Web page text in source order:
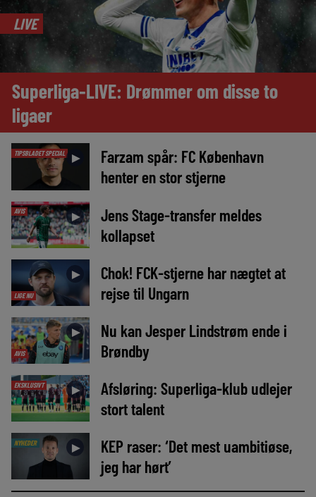
LIVE
Superliga-LIVE: Drømmer om disse to
ligaer
TIPSBLADET SPECIAL ►
Farzam spår: FC København
henter en stor stjerne
AVIS ►
Jens Stage-transfer meldes
kollapset
LIGE NU
►
Chok! FCK-stjerne har nægtet at
rejse til Ungarn
AVIS
►
Nu kan Jesper Lindstrøm ende i
Brøndby
EKSKLUSIVT ►
Afsløring: Superliga-klub udlejer
stort talent
NYHEDER ►
KEP raser: ‘Det mest uambitiøse,
jeg har hørt’